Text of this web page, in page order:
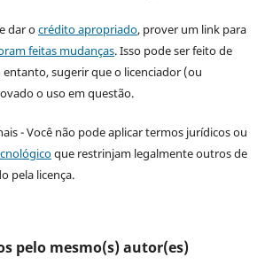
dar ocrédito apropriado, prover um link para
feitas mudanças. Isso pode ser feito de
entanto, sugerir que o licenciador (ou
o uso em questão.
- Você não pode aplicar termos jurídicos ou
que restrinjam legalmente outros de
pela licença.
pelo mesmo(s) autor(es)